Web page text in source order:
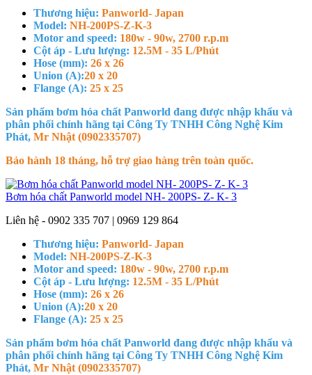
Thương hiệu: Panworld- Japan
Model: NH-200PS-Z-K-3
Motor and speed: 180w - 90w, 2700 r.p.m
Cột áp - Lưu lượng: 12.5M - 35 L/Phút
Hose (mm): 26 x 26
Union (A):20 x 20
Flange (A): 25 x 25
Sản phẩm bơm hóa chất Panworld đang được nhập khẩu và
phân phối chính hãng tại Công Ty TNHH Công Nghệ Kim
Phát, Mr Nhật (0902335707)
Bảo hành 18 tháng, hỗ trợ giao hàng trên toàn quốc.
Bơm hóa chất Panworld model NH- 200PS- Z- K- 3
Liên hệ - 0902 335 707 | 0969 129 864
Thương hiệu: Panworld- Japan
Model: NH-200PS-Z-K-3
Motor and speed: 180w - 90w, 2700 r.p.m
Cột áp - Lưu lượng: 12.5M - 35 L/Phút
Hose (mm): 26 x 26
Union (A):20 x 20
Flange (A): 25 x 25
Sản phẩm bơm hóa chất Panworld đang được nhập khẩu và
phân phối chính hãng tại Công Ty TNHH Công Nghệ Kim
Phát, Mr Nhật (0902335707)